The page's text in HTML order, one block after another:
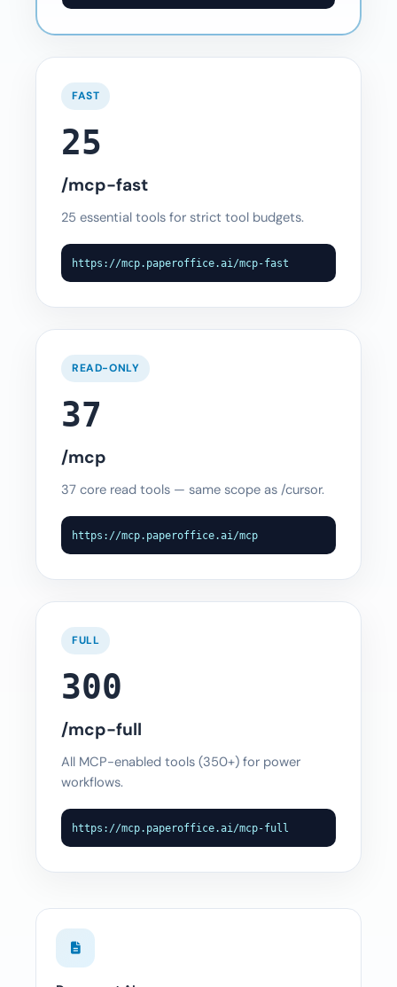
FAST
25
/mcp-fast
25 essential tools for strict tool budgets.
https://mcp.paperoffice.ai/mcp-fast
READ-ONLY
37
/mcp
37 core read tools — same scope as /cursor.
https://mcp.paperoffice.ai/mcp
FULL
300
/mcp-full
All MCP-enabled tools (350+) for power
workflows.
https://mcp.paperoffice.ai/mcp-full